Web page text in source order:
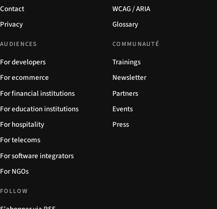
Contact
Privacy
WCAG / ARIA
Glossary
AUDIENCES
For developers
For ecommerce
For financial institutions
For education institutions
For hospitality
For telecoms
For software integrators
For NGOs
COMMUNAUTÉ
Trainings
Newsletter
Partners
Events
Press
FOLLOW